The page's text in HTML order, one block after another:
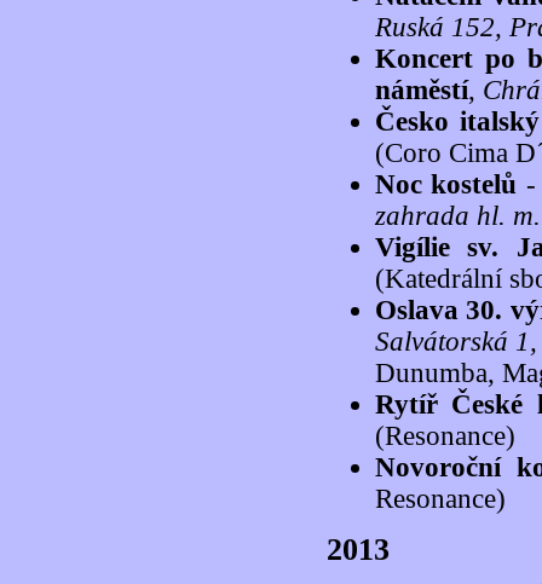
Ruská 152,
Koncert po
náměstí,
Česko
(Coro Cima
Noc kostelů -
zahrada hl.
Vigílie sv.
(Katedrální
Oslava 30.
Salvátorská
Dunumba,
Rytíř České
(Resonance)
Novoroční
Resonance)
2013